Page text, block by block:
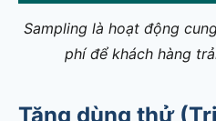
Sampling là hoạt động
phí để khách hàng
Tăng dùng thử